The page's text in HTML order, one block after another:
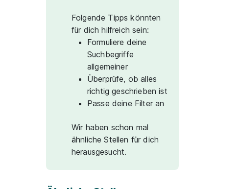
Folgende Tipps könnten
für dich hilfreich sein:
Formuliere deine
Suchbegriffe
allgemeiner
Überprüfe, ob alles
richtig geschrieben ist
Passe deine Filter an
Wir haben schon mal
ähnliche Stellen für dich
herausgesucht.